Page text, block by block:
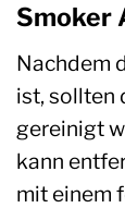
Smoker
Nachdem
ist, sollten
gereinigt
kann
mit einem